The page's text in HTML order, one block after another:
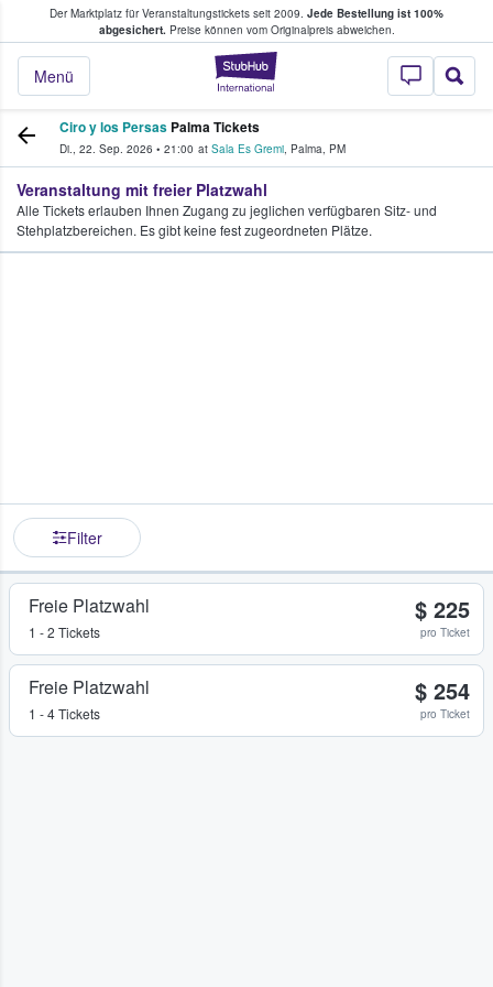
Der Marktplatz für Veranstaltungstickets seit 2009. Jede Bestellung ist 100%
abgesichert.Preise können vom Originalpreis abweichen.
StubHub - Wo
Menü
Tickets kaufen & verkaufen
Ciro y los Persas Palma Tickets
Di., 22. Sep. 2026 • 21:00 at Sala Es Gremi, Palma, PM
Veranstaltung mit freier Platzwahl
Alle Tickets erlauben Ihnen Zugang zu jeglichen verfügbaren Sitz- und
Stehplatzbereichen. Es gibt keine fest zugeordneten Plätze.
Filter
Freie Platzwahl
1 - 2 Tickets
$ 225
pro Ticket
Freie Platzwahl
1 - 4 Tickets
$ 254
pro Ticket